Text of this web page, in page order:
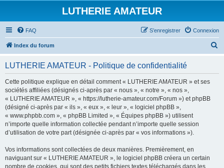
LUTHERIE AMATEUR
FAQ Connexion
S’enregistrer
Index du forum
LUTHERIE AMATEUR - Politique de confidentialité
Cette politique explique en détail comment « LUTHERIE AMATEUR » et ses
sociétés affiliées (désignés ci-après par « nous », « notre », « nos »,
« LUTHERIE AMATEUR », « https://lutherie-amateur.com/Forum ») et phpBB
(désigné ci-après par « ils », « eux », « leur », « logiciel phpBB »,
« www.phpbb.com », « phpBB Limited », « Équipes phpBB ») utilisent
n’importe quelle information collectée pendant n’importe quelle session
d’utilisation de votre part (désignée ci-après par « vos informations »).
Vos informations sont collectées de deux manières. Premièrement, en
naviguant sur « LUTHERIE AMATEUR », le logiciel phpBB créera un certain
nombre de cookies, qui sont des petits fichiers textes téléchargés dans les